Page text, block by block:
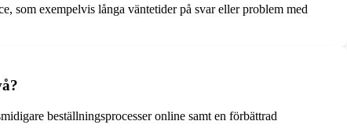
som exempelvis långa väntetider på svar eller problem med
beställningsprocesser online samt en förbättrad